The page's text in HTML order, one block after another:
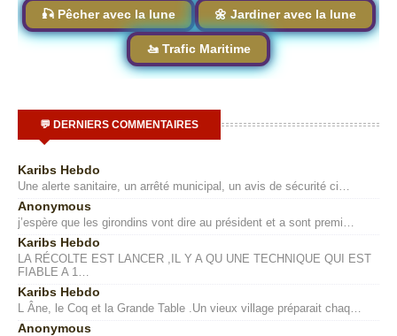
🎣 Pêcher avec la lune 🌼 Jardiner avec la lune
🚤 Trafic Maritime
💬 DERNIERS COMMENTAIRES
Karibs Hebdo
Une alerte sanitaire, un arrêté municipal, un avis de sécurité ci…
Anonymous
j’espère que les girondins vont dire au président et a sont premi…
Karibs Hebdo
LA RÉCOLTE EST LANCER ,IL Y A QU UNE TECHNIQUE QUI EST
FIABLE A 1…
Karibs Hebdo
L Âne, le Coq et la Grande Table .Un vieux village préparait chaq…
Anonymous